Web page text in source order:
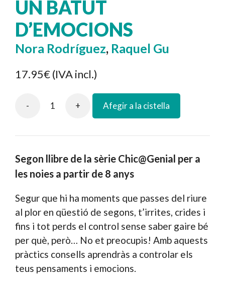
UN BATUT
D’EMOCIONS
Nora Rodríguez, Raquel Gu
17.95€(IVA incl.)
-
d'emocions
+ Afegir a la cistella
Segon llibre de la sèrie Chic@Genial per a
les noies a partir de 8 anys
Segur que hi ha moments que passes del riure
al plor en qüestió de segons, t’irrites, crides i
fins i tot perds el control sense saber gaire bé
per què, però… No et preocupis! Amb aquests
pràctics consells aprendràs a controlar els
teus pensaments i emocions.